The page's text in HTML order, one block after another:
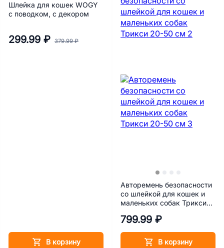
Шлейка для кошек WOGY
с поводком, с декором
299.99 ₽ 379.99 ₽
В корзину
Авторемень безопасности
со шлейкой для кошек и
маленьких собак Трикси
799.99 ₽
В корзину